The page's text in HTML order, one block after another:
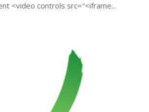
<video controls src="<iframe...